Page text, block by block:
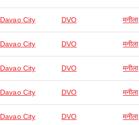
Davao City DVO मनीला
Davao City DVO मनीला
Davao City DVO मनीला
Davao City DVO मनीला
Davao City DVO मनीला